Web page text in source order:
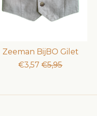
Zeeman BijBO Gilet
€3,57 €5,95